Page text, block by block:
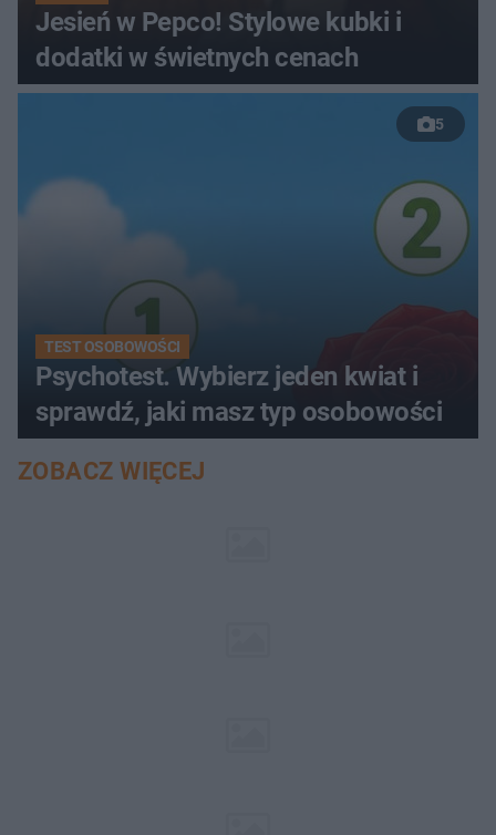
Jesień w Pepco! Stylowe kubki i
dodatki w świetnych cenach
5
TEST OSOBOWOŚCI
Psychotest. Wybierz jeden kwiat i
sprawdź, jaki masz typ osobowości
ZOBACZ WIĘCEJ